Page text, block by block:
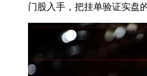
门股入手，把挂单验证实盘